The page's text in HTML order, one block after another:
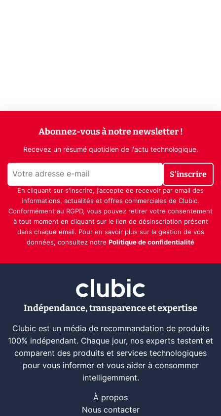
Abonnez-vous à notre newsletter !
Recevez un résumé quotidien de l'actu technologique.
S'inscrire
En cliquant sur s'inscrire, j’accepte de recevoir par email des
informations, actualités et offres commerciales de Clubic.
Conformément au RGPD, vous pouvez retirer votre consentement
à tout moment en cliquant sur le lien de désinscription présent
dans chaque email. Pour en savoir plus sur la gestion de vos
données, consultez notre Politique de confidentialité
Indépendance, transparence et expertise
Clubic est un média de recommandation de produits
100% indépendant. Chaque jour, nos experts testent et
comparent des produits et services technologiques
pour vous informer et vous aider à consommer
intelligemment.
À propos
Nous contacter